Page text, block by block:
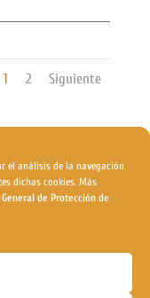
el análisis de la navegación
dichas cookies. Más
de Protección de
1 2 Siguiente